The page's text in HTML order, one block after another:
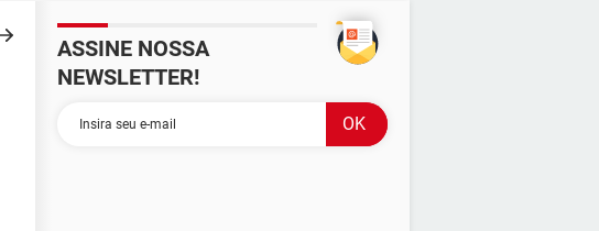
ASSINE NOSSA
NEWSLETTER!